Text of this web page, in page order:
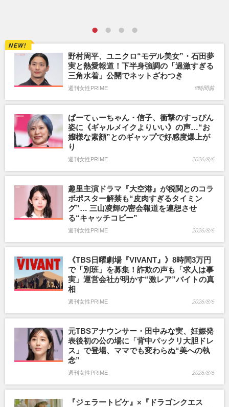
野村周平、ユニクロ“モデル美女”・石田夢
実と熱愛報道！下半身強調の「過激すぎる
三角水着」公開でネットざわつき
週刊女性PRIME 8時間前
ぱーてぃーちゃん・信子、衝撃のすっぴん
姿に《ギャルメイクよりいい》の声…“お
嬢様な素顔”とのギャップで好感度爆上が
り
週刊女性PRIME 2026/8/6
趣里主演ドラマ『大空港』が税関とのコラ
ボポスター解禁も“皮肉すぎるタイミン
グ”… 三山凌輝の密会報道を連想させ
る“キャッチコピー”
週刊女性PRIME 2026/8/6
《TBS日曜劇場『VIVANT』》8時間3万円
で「別班」を募集！詐欺の声も「求人は事
実」運営会社が明かす“激レア”バイトの真
相
週刊女性PRIME 2026/8/6
元TBSアナウンサー・田中みな実、妊娠発
表後初の公の場に「背中パックリ大胆ドレ
ス」で登場、ママでも変わらぬ“美への執
念”
週刊女性PRIME 2026/8/6
『ジェラートピケ』×『ドラゴンクエス